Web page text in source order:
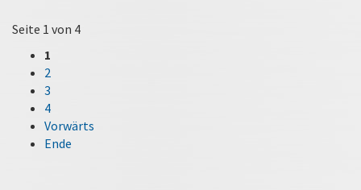
Seite 1 von 4
1
2
3
4
Vorwärts
Ende